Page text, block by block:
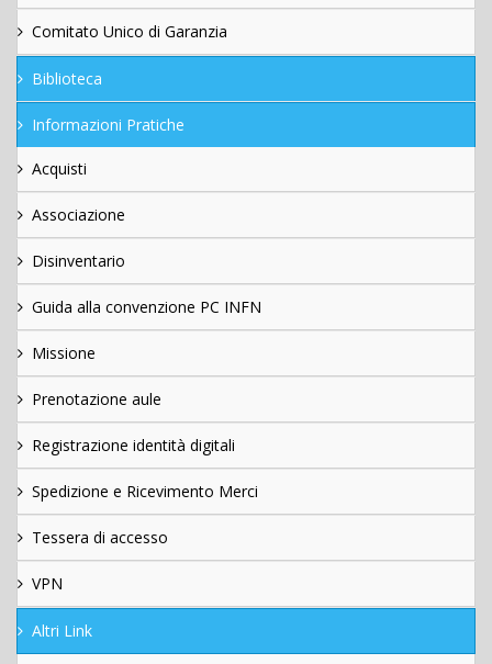
Comitato Unico di Garanzia
Biblioteca
Informazioni Pratiche
Acquisti
Associazione
Disinventario
Guida alla convenzione PC INFN
Missione
Prenotazione aule
Registrazione identità digitali
Spedizione e Ricevimento Merci
Tessera di accesso
VPN
Altri Link